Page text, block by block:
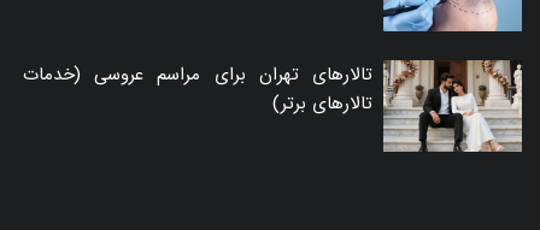
تالارهای تهران برای مراسم عروسی (خدمات
تالارهای برتر)